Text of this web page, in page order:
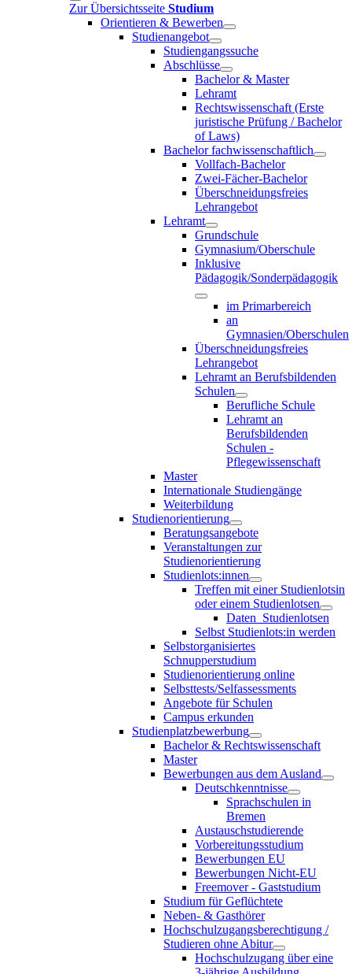
Zur Übersichtsseite Studium
Orientieren & Bewerben
Studienangebot
Studiengangssuche
Abschlüsse
Bachelor & Master
Lehramt
Rechtswissenschaft (Erste
juristische Prüfung / Bachelor
of Laws)
Bachelor fachwissenschaftlich
Vollfach-Bachelor
Zwei-Fächer-Bachelor
Überschneidungsfreies
Lehrangebot
Lehramt
Grundschule
Gymnasium/Oberschule
Inklusive
Pädagogik/Sonderpädagogik
im Primarbereich
an
Gymnasien/Oberschulen
Überschneidungsfreies
Lehrangebot
Lehramt an Berufsbildenden
Schulen
Berufliche Schule
Lehramt an
Berufsbildenden
Schulen -
Pflegewissenschaft
Master
Internationale Studiengänge
Weiterbildung
Studienorientierung
Beratungsangebote
Veranstaltungen zur
Studienorientierung
Studienlots:innen
Treffen mit einer Studienlotsin
oder einem Studienlotsen
Daten_Studienlotsen
Selbst Studienlots:in werden
Selbstorganisiertes
Schnupperstudium
Studienorientierung online
Selbsttests/Selfassessments
Angebote für Schulen
Campus erkunden
Studienplatzbewerbung
Bachelor & Rechtswissenschaft
Master
Bewerbungen aus dem Ausland
Deutschkenntnisse
Sprachschulen in
Bremen
Austauschstudierende
Vorbereitungsstudium
Bewerbungen EU
Bewerbungen Nicht-EU
Freemover - Gaststudium
Studium für Geflüchtete
Neben- & Gasthörer
Hochschulzugangsberechtigung /
Studieren ohne Abitur
Hochschulzugang über eine